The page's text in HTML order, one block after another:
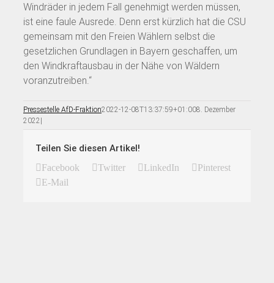
Windräder in jedem Fall genehmigt werden müssen,
ist eine faule Ausrede. Denn erst kürzlich hat die CSU
gemeinsam mit den Freien Wählern selbst die
gesetzlichen Grundlagen in Bayern geschaffen, um
den Windkraftausbau in der Nähe von Wäldern
voranzutreiben.“
Pressestelle AfD-Fraktion2022-12-08T13:37:59+01:008. Dezember
2022 |
Teilen Sie diesen Artikel!
Facebook Twitter LinkedIn
Pinterest
E-Mail